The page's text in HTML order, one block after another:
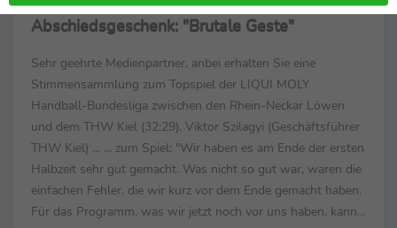
Abschiedsgeschenk: "Brutale Geste"
Sehr geehrte Medienpartner, anbei erhalten Sie eine
Stimmensammlung zum Topspiel der LIQUI MOLY
Handball-Bundesliga zwischen den Rhein-Neckar Löwen
und dem THW Kiel (32:29). Viktor Szilagyi (Geschäftsführer
THW Kiel) ... ... zum Spiel: "Wir haben es am Ende der ersten
Halbzeit sehr gut gemacht. Was nicht so gut war, waren die
einfachen Fehler, die wir kurz vor dem Ende gemacht haben.
Für das Programm, was wir jetzt noch vor uns haben, kann